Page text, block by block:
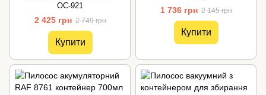
ОС-921
2 425 грн 2 749 грн
Купити
1 736 грн 2 145 грн
Купити